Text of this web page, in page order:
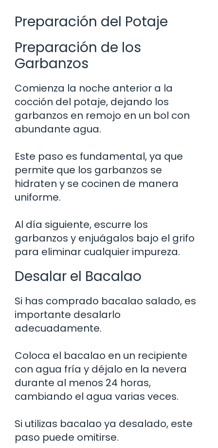
Preparación del Potaje
Preparación de los
Garbanzos
Comienza la noche anterior a la
cocción del potaje, dejando los
garbanzos en remojo en un bol con
abundante agua.
Este paso es fundamental, ya que
permite que los garbanzos se
hidraten y se cocinen de manera
uniforme.
Al día siguiente, escurre los
garbanzos y enjuágalos bajo el grifo
para eliminar cualquier impureza.
Desalar el Bacalao
Si has comprado bacalao salado, es
importante desalarlo
adecuadamente.
Coloca el bacalao en un recipiente
con agua fría y déjalo en la nevera
durante al menos 24 horas,
cambiando el agua varias veces.
Si utilizas bacalao ya desalado, este
paso puede omitirse.